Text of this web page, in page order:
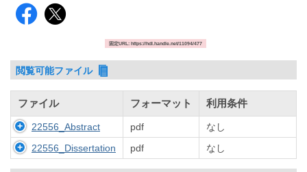
固定URL: https://hdl.handle.net/11094/477
閲覧可能ファイル
ファイル フォーマット 利用条件
22556_Abstract pdf
なし
22556_Dissertation
pdf なし